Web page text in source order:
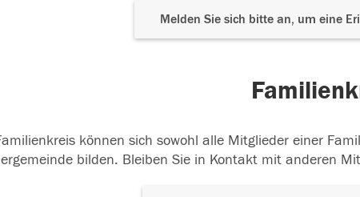
Melden Sie sich bitte an, um eine
können sich sowohl alle Mitglieder einer
bilden. Bleiben Sie in Kontakt mit anderen